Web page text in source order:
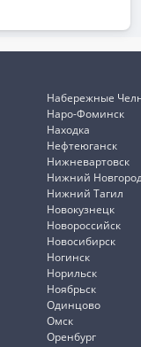
Набережные
Наро-Фоминск
Находка
Нефтеюганск
Нижневартовск
Нижний
Нижний Тагил
Новокузнецк
Новороссийск
Новосибирск
Ногинск
Норильск
Ноябрьск
Одинцово
Омск
Оренбург